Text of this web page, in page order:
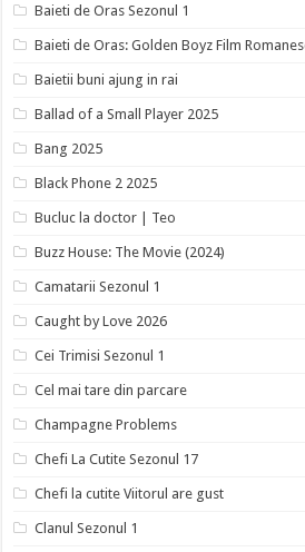
Baieti de Oras Sezonul 1
Baieti de Oras: Golden Boyz Film
Baietii buni ajung in rai
Ballad of a Small Player 2025
Bang 2025
Black Phone 2 2025
Bucluc la doctor | Teo
Buzz House: The Movie (2024)
Camatarii Sezonul 1
Caught by Love 2026
Cei Trimisi Sezonul 1
Cel mai tare din parcare
Champagne Problems
Chefi La Cutite Sezonul 17
Chefi la cutite Viitorul are gust
Clanul Sezonul 1